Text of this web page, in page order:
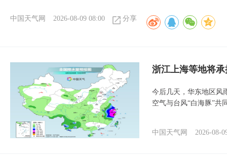
中国天气网 2026-08-09 08:00 分享
浙江上海等地将
今后几天，华东地区风
空气与台风“白海豚”共
中国天气网 2026-08-